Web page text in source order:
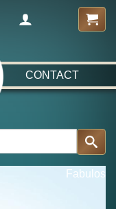
CONTACT
Fabulos